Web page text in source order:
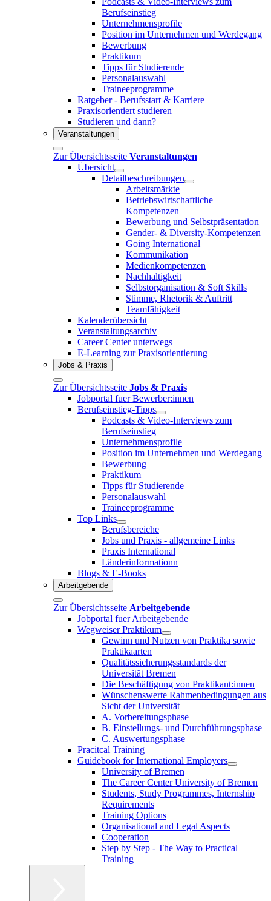
Berufseinstieg
Unternehmensprofile
Position im Unternehmen und Werdegang
Bewerbung
Praktikum
Tipps für Studierende
Personalauswahl
Traineeprogramme
Ratgeber - Berufsstart & Karriere
Praxisorientiert studieren
Studieren und dann?
Veranstaltungen
Zur Übersichtsseite Veranstaltungen
Übersicht
Detailbeschreibungen
Arbeitsmärkte
Betriebswirtschaftliche
Kompetenzen
Bewerbung und Selbstpräsentation
Gender- & Diversity-Kompetenzen
Going International
Kommunikation
Medienkompetenzen
Nachhaltigkeit
Selbstorganisation & Soft Skills
Stimme, Rhetorik & Auftritt
Teamfähigkeit
Kalenderübersicht
Veranstaltungsarchiv
Career Center unterwegs
E-Learning zur Praxisorientierung
Jobs & Praxis
Zur Übersichtsseite Jobs & Praxis
Jobportal fuer Bewerber:innen
Berufseinstieg-Tipps
Podcasts & Video-Interviews zum
Berufseinstieg
Unternehmensprofile
Position im Unternehmen und Werdegang
Bewerbung
Praktikum
Tipps für Studierende
Personalauswahl
Traineeprogramme
Top Links
Berufsbereiche
Jobs und Praxis - allgemeine Links
Praxis International
Länderinformationn
Blogs & E-Books
Arbeitgebende
Zur Übersichtsseite Arbeitgebende
Jobportal fuer Arbeitgebende
Wegweiser Praktikum
Gewinn und Nutzen von Praktika sowie
Praktikaarten
Qualitätssicherungsstandards der
Universität Bremen
Die Beschäftigung von Praktikant:innen
Wünschenswerte Rahmenbedingungen aus
Sicht der Universität
A. Vorbereitungsphase
B. Einstellungs- und Durchführungsphase
C. Auswertungsphase
Pracitcal Training
Guidebook for International Employers
University of Bremen
The Career Center University of Bremen
Students, Study Programmes, Internship
Requirements
Training Options
Organisational and Legal Aspects
Cooperation
Step by Step - The Way to Practical
Training